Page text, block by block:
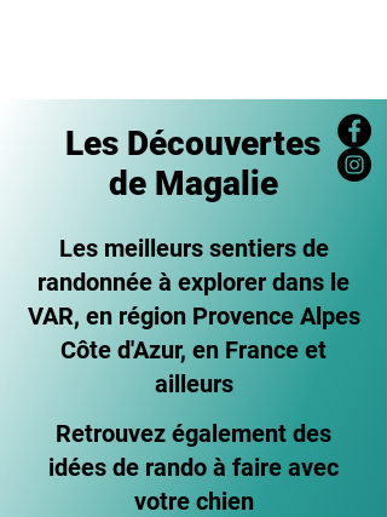
Les Découvertes
de Magalie
Les meilleurs sentiers de
randonnée à explorer dans le
VAR, en région Provence Alpes
Côte d'Azur, en France et
ailleurs
Retrouvez également des
idées de rando à faire avec
votre chien